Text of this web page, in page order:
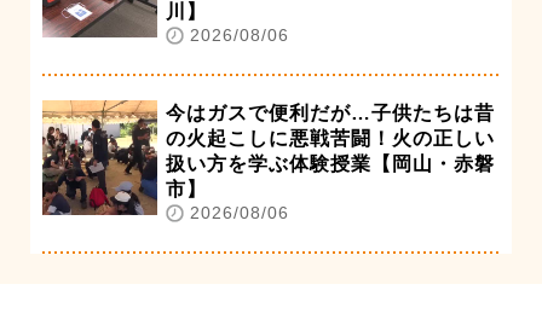
川】
2026/08/06
今はガスで便利だが…子供たちは昔
の火起こしに悪戦苦闘！火の正しい
扱い方を学ぶ体験授業【岡山・赤磐
市】
2026/08/06